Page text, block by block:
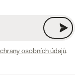
osobních údajů.